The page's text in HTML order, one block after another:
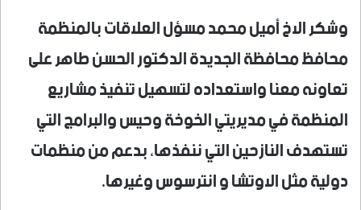
وشكر الاخ أميل محمد مسؤل العلاقات بالمنظمة
محافظ محافظة الجديدة الدكتور الحسن طاهر على
تعاونه معنا واستعداده لتسهيل تنفيذ مشاريع
المنظمة في مديريتي الخوخة وحيس والبرامج التي
تستهدف النازحين التي ننفذها، بدعم من منظمات
دولية مثل الاوتشا و انترسوس وغيرها.